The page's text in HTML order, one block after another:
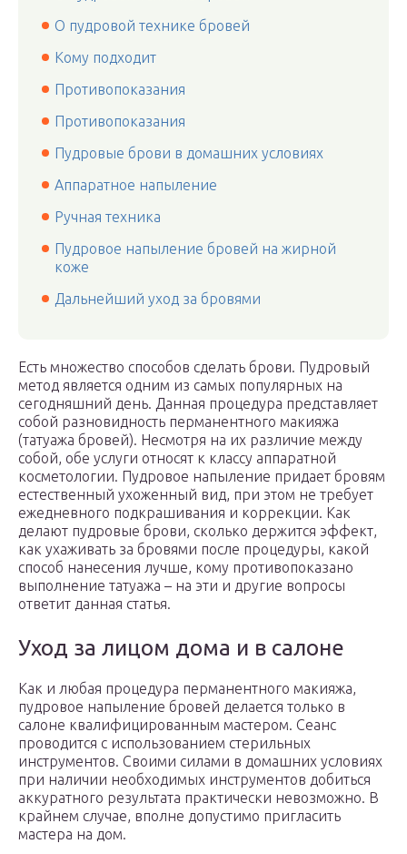
О пудровой технике бровей
Кому подходит
Противопоказания
Противопоказания
Пудровые брови в домашних условиях
Аппаратное напыление
Ручная техника
Пудровое напыление бровей на жирной
коже
Дальнейший уход за бровями
Есть множество способов сделать брови. Пудровый
метод является одним из самых популярных на
сегодняшний день. Данная процедура представляет
собой разновидность перманентного макияжа
(татуажа бровей). Несмотря на их различие между
собой, обе услуги относят к классу аппаратной
косметологии. Пудровое напыление придает бровям
естественный ухоженный вид, при этом не требует
ежедневного подкрашивания и коррекции. Как
делают пудровые брови, сколько держится эффект,
как ухаживать за бровями после процедуры, какой
способ нанесения лучше, кому противопоказано
выполнение татуажа – на эти и другие вопросы
ответит данная статья.
Уход за лицом дома и в салоне
Как и любая процедура перманентного макияжа,
пудровое напыление бровей делается только в
салоне квалифицированным мастером. Сеанс
проводится с использованием стерильных
инструментов. Своими силами в домашних условиях
при наличии необходимых инструментов добиться
аккуратного результата практически невозможно. В
крайнем случае, вполне допустимо пригласить
мастера на дом.